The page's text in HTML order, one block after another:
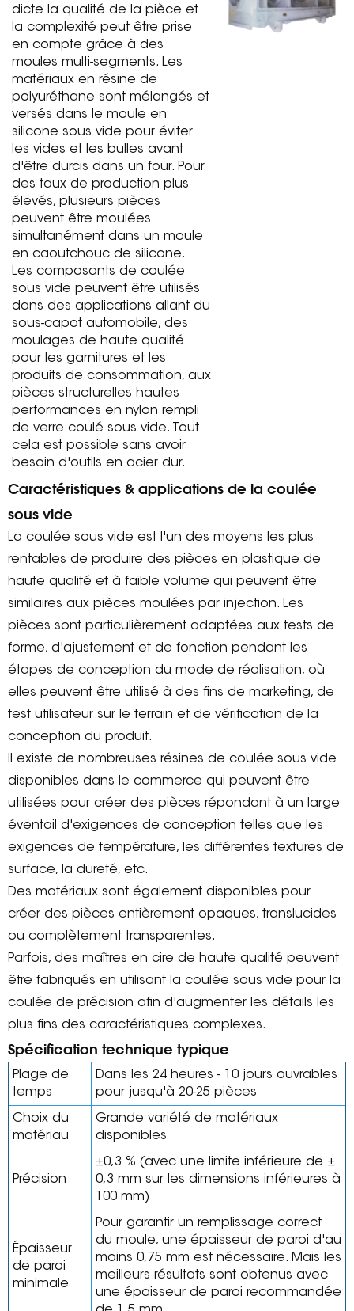
dicte la qualité de la pièce et
la complexité peut être prise
en compte grâce à des
moules multi-segments. Les
matériaux en résine de
polyuréthane sont mélangés et
versés dans le moule en
silicone sous vide pour éviter
les vides et les bulles avant
d'être durcis dans un four. Pour
des taux de production plus
élevés, plusieurs pièces
peuvent être moulées
simultanément dans un moule
en caoutchouc de silicone.
Les composants de coulée
sous vide peuvent être utilisés
dans des applications allant du
sous-capot automobile, des
moulages de haute qualité
pour les garnitures et les
produits de consommation, aux
pièces structurelles hautes
performances en nylon rempli
de verre coulé sous vide. Tout
cela est possible sans avoir
besoin d'outils en acier dur.
Caractéristiques & applications de la coulée
sous vide
La coulée sous vide est l'un des moyens les plus
rentables de produire des pièces en plastique de
haute qualité et à faible volume qui peuvent être
similaires aux pièces moulées par injection. Les
pièces sont particulièrement adaptées aux tests de
forme, d'ajustement et de fonction pendant les
étapes de conception du mode de réalisation, où
elles peuvent être utilisé à des fins de marketing, de
test utilisateur sur le terrain et de vérification de la
conception du produit.
Il existe de nombreuses résines de coulée sous vide
disponibles dans le commerce qui peuvent être
utilisées pour créer des pièces répondant à un large
éventail d'exigences de conception telles que les
exigences de température, les différentes textures de
surface, la dureté, etc.
Des matériaux sont également disponibles pour
créer des pièces entièrement opaques, translucides
ou complètement transparentes.
Parfois, des maîtres en cire de haute qualité peuvent
être fabriqués en utilisant la coulée sous vide pour la
coulée de précision afin d'augmenter les détails les
plus fins des caractéristiques complexes.
Spécification technique typique
Plage de
temps
Dans les 24 heures - 10 jours ouvrables
pour jusqu'à 20-25 pièces
Choix du
matériau
Grande variété de matériaux
disponibles
Précision
±0,3 % (avec une limite inférieure de ±
0,3 mm sur les dimensions inférieures à
100 mm)
Épaisseur
de paroi
minimale
Pour garantir un remplissage correct
du moule, une épaisseur de paroi d'au
moins 0,75 mm est nécessaire. Mais les
meilleurs résultats sont obtenus avec
une épaisseur de paroi recommandée